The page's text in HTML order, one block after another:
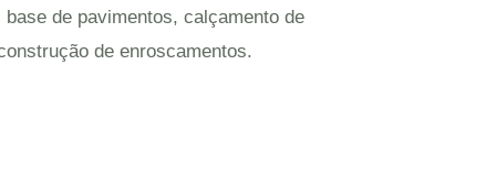
de pavimentos, calçamento de
de enroscamentos.